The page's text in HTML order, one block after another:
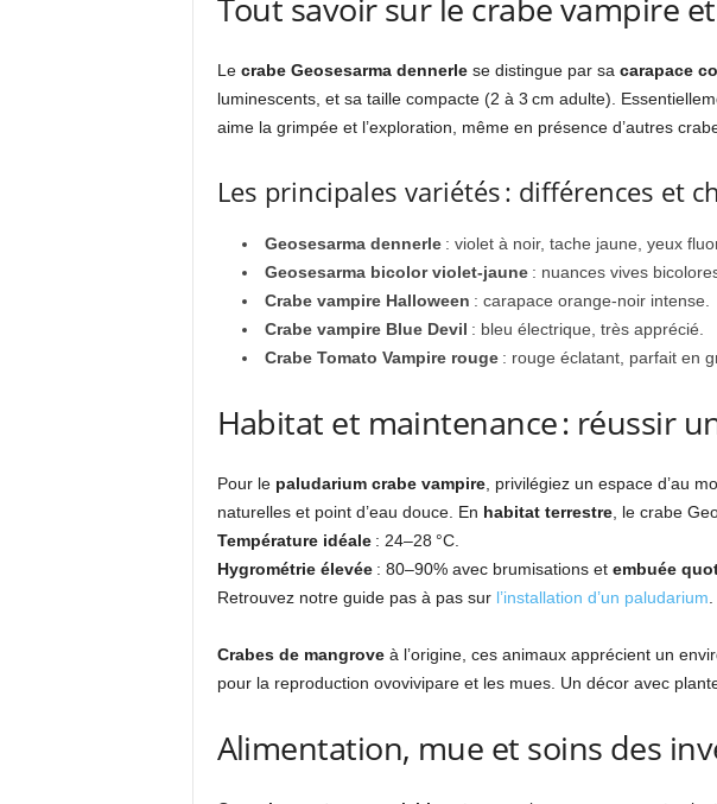
Tout savoir sur le crabe vampire
Le crabe Geosesarma dennerlese distingue par sa carapace
luminescents, et sa taille compacte (2 à 3 cm adulte).
aime la grimpée et l’exploration, même en présence d’autres
Les principales variétés : différences et
Geosesarma dennerle: violet à noir, tache jaune, yeux
Geosesarma bicolor violet-jaune: nuances vives
Crabe vampire Halloween : carapace orange-noir intense.
Crabe vampire Blue Devil : bleu électrique, très apprécié.
Crabe Tomato Vampire rouge: rouge éclatant, parfait en
Habitat et maintenance : réussir
Pour le paludarium crabe vampire, privilégiez un espace d’au
naturelles et point d’eau douce. En habitat terrestre, le crabe
Température idéale: 24–28 °C.
Hygrométrie élevée: 80–90% avec brumisations et embuée
Retrouvez notre guide pas à pas sur l’installation d’un paludarium
Crabes de mangroveà l’origine, ces animaux apprécient un
pour la reproduction ovovivipare et les mues. Un décor avec
Alimentation, mue et soins des